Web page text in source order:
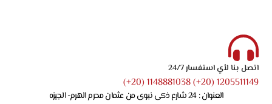
اتصل بنا لأي استفسار 24/7
1205511149 (20+) 1148881038 (20+)
العنوان : 24 شارع ذكى نبوى من عثمان محرم الهرم- الجيزه